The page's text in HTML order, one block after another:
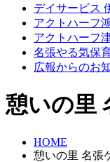
デイサービス
アクトハーフ
アクトハーフ
名張やる気保
広報からのお
憩いの里
HOME
憩いの里 名張